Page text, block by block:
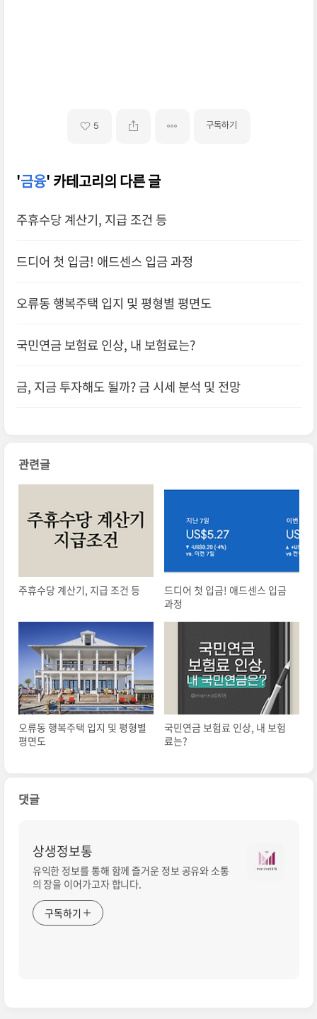
5 구독하기
'금융' 카테고리의 다른 글
주휴수당 계산기, 지급 조건 등
드디어 첫 입금! 애드센스 입금 과정
오류동 행복주택 입지 및 평형별 평면도
국민연금 보험료 인상, 내 보험료는?
금, 지금 투자해도 될까? 금 시세 분석 및 전망
관련글
주휴수당 계산기, 지급 조건 등
드디어 첫 입금! 애드센스 입금
과정
오류동 행복주택 입지 및 평형별
평면도
국민연금 보험료 인상, 내 보험
료는?
댓글
상생정보통
유익한 정보를 통해 함께 즐거운 정보 공유와 소통
의 장을 이어가고자 합니다.
구독하기